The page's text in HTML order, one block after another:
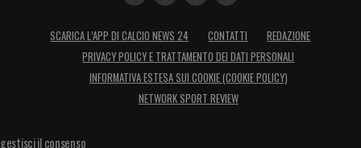
SCARICA L’APP DI CALCIO NEWS 24 CONTATTI
REDAZIONE
PRIVACY POLICY E TRATTAMENTO DEI DATI PERSONALI
INFORMATIVA ESTESA SUI COOKIE (COOKIE POLICY)
NETWORK SPORT REVIEW
gestisci il consenso